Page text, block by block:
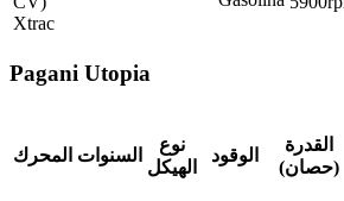
Xtrac
Pagani Utopia
المحرك السنوات
نوع
الهيكل
الوقود
القدرة
(حصان)